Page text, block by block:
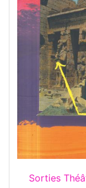
Sorties